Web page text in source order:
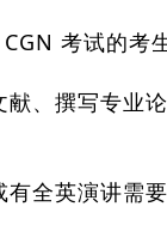
考试的考
献、撰写专业
全英演讲需